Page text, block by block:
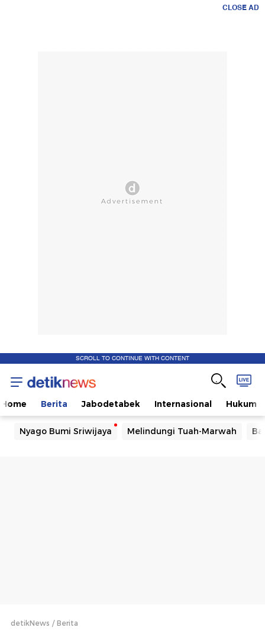
CLOSE AD
SCROLL TO CONTINUE WITH CONTENT
Home Berita Jabodetabek Internasional Hukum
Nyago Bumi Sriwijaya Melindungi Tuah-Marwah
detikNews Berita